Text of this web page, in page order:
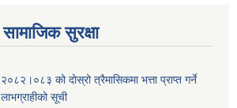
सामाजिक सुरक्षा
२०८२।०८३ को दोस्रो त्रैमासिकमा भत्ता प्राप्‍त गर्ने
लाभग्राहीको सूची